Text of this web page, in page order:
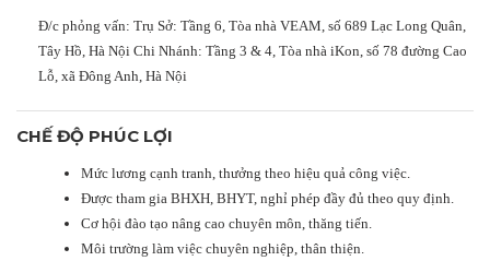
Đ/c phỏng vấn: Trụ Sở: Tầng 6, Tòa nhà VEAM, số 689 Lạc Long Quân,
Tây Hồ, Hà Nội Chi Nhánh: Tầng 3 & 4, Tòa nhà iKon, số 78 đường Cao
Lỗ, xã Đông Anh, Hà Nội
CHẾ ĐỘ PHÚC LỢI
Mức lương cạnh tranh, thưởng theo hiệu quả công việc.
Được tham gia BHXH, BHYT, nghỉ phép đầy đủ theo quy định.
Cơ hội đào tạo nâng cao chuyên môn, thăng tiến.
Môi trường làm việc chuyên nghiệp, thân thiện.